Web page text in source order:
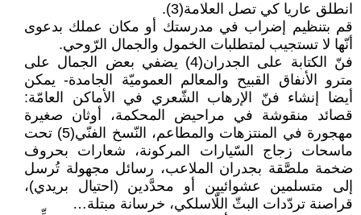
انطلق عاريا كي تصل العلامة(3).
قم بتنظيم إضراب في مدرستك أو مكان عملك بدعوى
أنّها لا تستجيب لمتطلبات الخمول والجمال الرّوحي.
فنّ الكتابة على الجدران(4) يضفي بعض الجمال على
مترو الأنفاق القبيح والمعالم العموميّة الجامدة- يمكن
أيضا إنشاء فنّ الإرهاب الشّعري في الأماكن العامّة:
قصائد منقوشة في مراحيض المحكمة، أوثان صغيرة
مهجورة في المنتزهات والمطاعم، النّسخ الفنّي(5) تحت
ماسحات زجاج السّيارات المركونة، شعارات بحروف
ضخمة ملصَّقة بجدران الملاعب، رسائل مجهولة تُرسل
إلى متسلمين عشوائيين أو محدَّدين (احتيال بريدي)،
قراصنة تردّدات البثّ اللّاسلكي، خرسانة مبتلة…